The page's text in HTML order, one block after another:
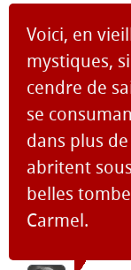
Voici, en
mystiques,
cendre de
se
dans plus
abritent
belles
Carmel.